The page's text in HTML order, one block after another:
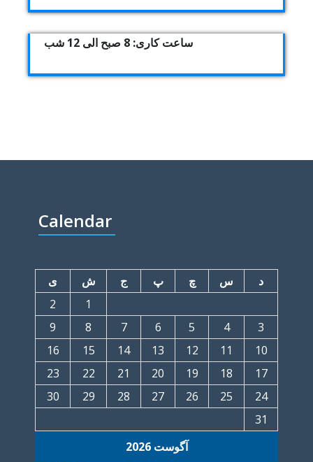
ساعت کاری: 8 صبح الی 12 شب
Calendar
آگوست 2026
د س چ پ ج ش
ی
1
2
3
4
5
6
7
8
9
10
11
12
13
14
15
16
17
18
19
20
21
22
23
24
25
26
27
28
29
30
31